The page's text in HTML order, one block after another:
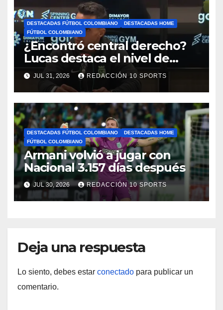
DESTACADAS FÚTBOL COLOMBIANO
DESTACADAS HOME
FÚTBOL COLOMBIANO
¿Encontró central derecho?
Lucas destaca el nivel de
Néider Parra
JUL 31, 2026 REDACCIÓN 10 SPORTS
DESTACADAS FÚTBOL COLOMBIANO
DESTACADAS HOME
FÚTBOL COLOMBIANO
Armani volvió a jugar con
Nacional 3.157 días después
JUL 30, 2026 REDACCIÓN 10 SPORTS
Deja una respuesta
Lo siento, debes estar conectado para publicar un
comentario.